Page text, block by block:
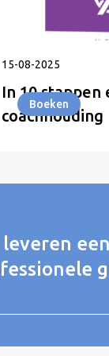
15-08-2025
In 10
coachhouding
Boeken